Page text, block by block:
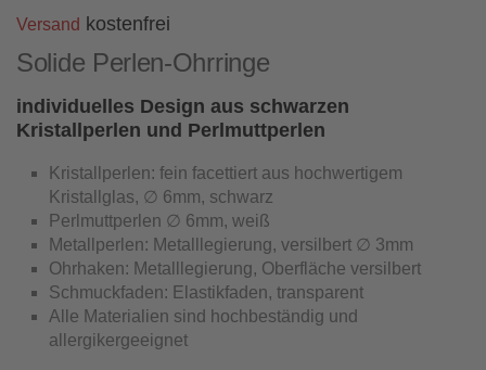
Versand kostenfrei
Solide Perlen-Ohrringe
individuelles Design aus schwarzen
Kristallperlen und Perlmuttperlen
Kristallperlen: fein facettiert aus hochwertigem
Kristallglas, ∅ 6mm, schwarz
Perlmuttperlen ∅ 6mm, weiß
Metallperlen: Metalllegierung, versilbert ∅ 3mm
Ohrhaken: Metalllegierung, Oberfläche versilbert
Schmuckfaden: Elastikfaden, transparent
Alle Materialien sind hochbeständig und
allergikergeeignet